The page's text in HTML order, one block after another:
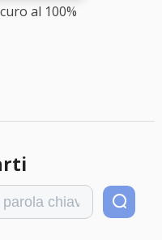
al 100%